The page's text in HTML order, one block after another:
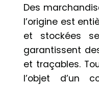
Des
l’origine est
et stockées
garantissent
et traçables.
l’objet d’un